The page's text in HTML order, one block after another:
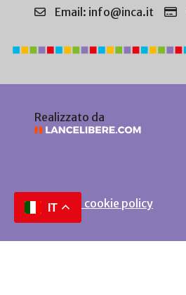
Email: info@inca.it
Realizzato da
Privacy e cookie policy
IT